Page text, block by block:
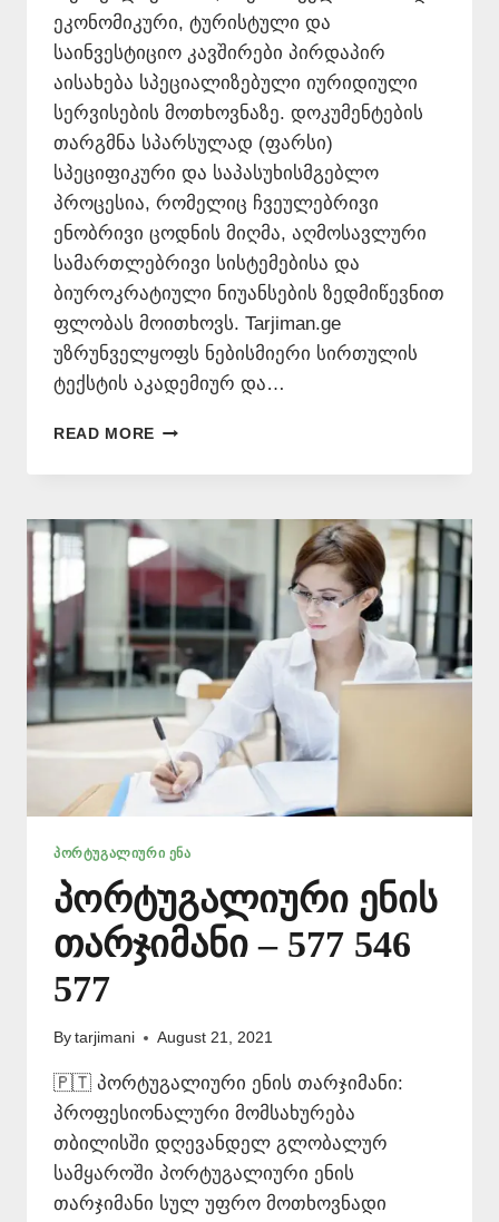
ეკონომიკური, ტურისტული და
საინვესტიციო კავშირები პირდაპირ
აისახება სპეციალიზებული იურიდიული
სერვისების მოთხოვნაზე. დოკუმენტების
თარგმნა სპარსულად (ფარსი)
სპეციფიკური და საპასუხისმგებლო
პროცესია, რომელიც ჩვეულებრივი
ენობრივი ცოდნის მიღმა, აღმოსავლური
სამართლებრივი სისტემებისა და
ბიუროკრატიული ნიუანსების ზედმიწევნით
ფლობას მოითხოვს. Tarjiman.ge
უზრუნველყოფს ნებისმიერი სირთულის
ტექსტის აკადემიურ და…
READ MORE ᲗᲐᲠᲒᲛᲜᲐ
📞
546
577
ᲞᲝᲠᲢᲣᲒᲐᲚᲘᲣᲠᲘ ᲔᲜᲐ
პორტუგალიური ენის
თარჯიმანი – 577 546
577
By tarjimani August 21, 2021
🇵🇹 პორტუგალიური ენის თარჯიმანი:
პროფესიონალური მომსახურება
თბილისში დღევანდელ გლობალურ
სამყაროში პორტუგალიური ენის
თარჯიმანი სულ უფრო მოთხოვნადი